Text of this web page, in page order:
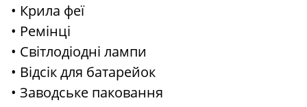
• Крила феї
• Ремінці
• Світлодіодні лампи
• Відсік для батарейок
• Заводське паковання